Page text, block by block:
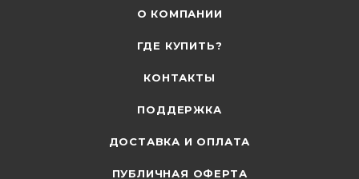
О КОМПАНИИ
ГДЕ КУПИТЬ?
КОНТАКТЫ
ПОДДЕРЖКА
ДОСТАВКА И ОПЛАТА
ПУБЛИЧНАЯ ОФЕРТА